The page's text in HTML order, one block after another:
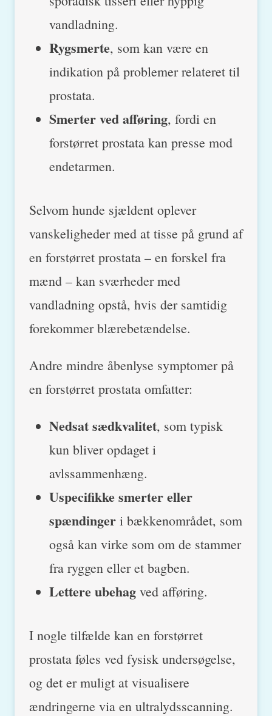
vandladning.
Rygsmerte, som kan være en
indikation på problemer relateret til
prostata.
Smerter ved afføring, fordi en
forstørret prostata kan presse mod
endetarmen.
Selvom hunde sjældent oplever
vanskeligheder med at tisse på grund af
en forstørret prostata – en forskel fra
mænd – kan sværheder med
vandladning opstå, hvis der samtidig
forekommer blærebetændelse.
Andre mindre åbenlyse symptomer på
en forstørret prostata omfatter:
Nedsat sædkvalitet, som typisk
kun bliver opdaget i
avlssammenhæng.
Uspecifikke smerter eller
spændinger i bækkenområdet, som
også kan virke som om de stammer
fra ryggen eller et bagben.
Lettere ubehag ved afføring.
I nogle tilfælde kan en forstørret
prostata føles ved fysisk undersøgelse,
og det er muligt at visualisere
ændringerne via en ultralydsscanning.